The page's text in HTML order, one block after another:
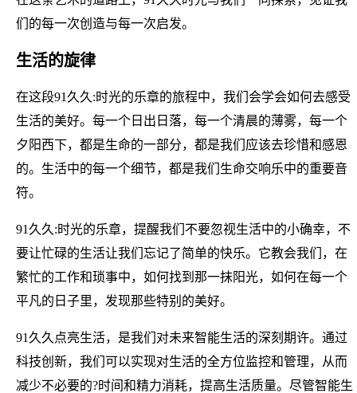
们的每一次创造与每一次启发。
生活的旋律
在这段91久久:时光的乐章的旅程中，我们会学会如何去感受
生活的美好。每一个日出日落，每一个清晨的薄雾，每一个
夕阳西下，都是生命的一部分，都是我们应该去珍惜和感恩
的。生活中的每一个细节，都是我们生命交响乐中的重要音
符。
91久久:时光的乐章，提醒我们不要忽视生活中的小确幸，不
要让忙碌的生活让我们忘记了简单的快乐。它教会我们，在
繁忙的工作和琐事中，如何找到那一抹阳光，如何在每一个
平凡的日子里，发现那些特别的美好。
91久久点亮生活，是我们对未来智能生活的深刻期许。通过
科技创新，我们可以实现对生活的全方位监控和管理，从而
减少不必要的?时间和精力消耗，提高生活质量。尽管智能生